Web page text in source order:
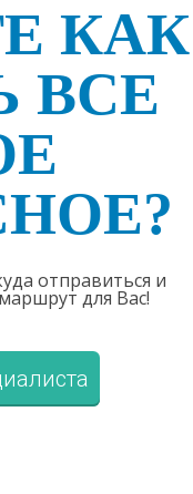
КАК
ВСЕ
отправиться и
для Вас!